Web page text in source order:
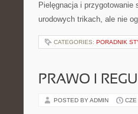
Pielęgnacja i
urodowych trikach, ale nie
CATEGORIES: PORADNIK
PRAWO I
POSTED BY ADMIN